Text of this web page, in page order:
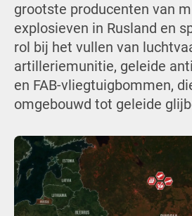
grootste producenten van
explosieven in Rusland en
rol bij het vullen van
artilleriemunitie, geleide
en FAB-vliegtuigbommen,
omgebouwd tot geleide